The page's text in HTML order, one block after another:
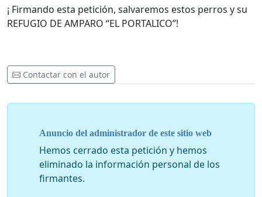
¡ Firmando esta petición, salvaremos estos perros y su
REFUGIO DE AMPARO “EL PORTALICO”!
Contactar con el autor
Anuncio del administrador de este sitio web
Hemos cerrado esta petición y hemos
eliminado la información personal de los
firmantes.